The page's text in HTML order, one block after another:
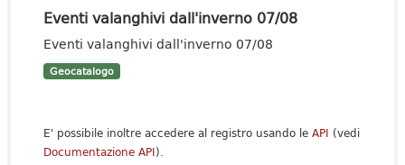
Eventi valanghivi dall'inverno 07/08
Eventi valanghivi dall'inverno 07/08
Geocatalogo
E' possibile inoltre accedere al registro usando le API (vedi
Documentazione API).